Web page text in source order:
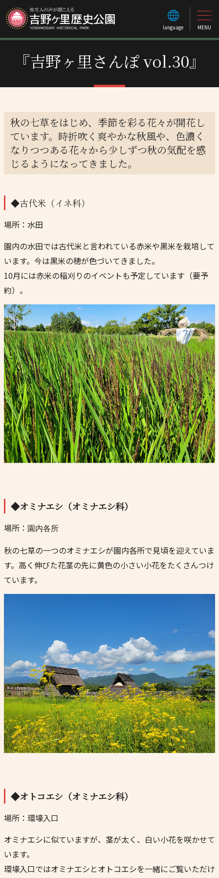
language MENU
『吉野ヶ里さんぽ vol.30』
秋の七草をはじめ、季節を彩る花々が開花し
ています。時折吹く爽やかな秋風や、色濃く
なりつつある花々から少しずつ秋の気配を感
じるようになってきました。
◆古代米（イネ科）
場所：水田
園内の水田では古代米と言われている赤米や黒米を栽培して
います。今は黒米の穂が色づいてきました。
10月には赤米の稲刈りのイベントも予定しています（要予
約）。
◆オミナエシ（オミナエシ科）
場所： 園内各所
秋の七草の一つのオミナエシが園内各所で見頃を迎えていま
す。高く伸びた花茎の先に黄色の小さい小花をたくさんつけ
ています。
◆オトコエシ（オミナエシ科）
場所：環壕入口
オミナエシに似ていますが、茎が太く、白い小花を咲かせて
います。
環壕入口ではオミナエシとオトコエシを一緒にご覧いただけ